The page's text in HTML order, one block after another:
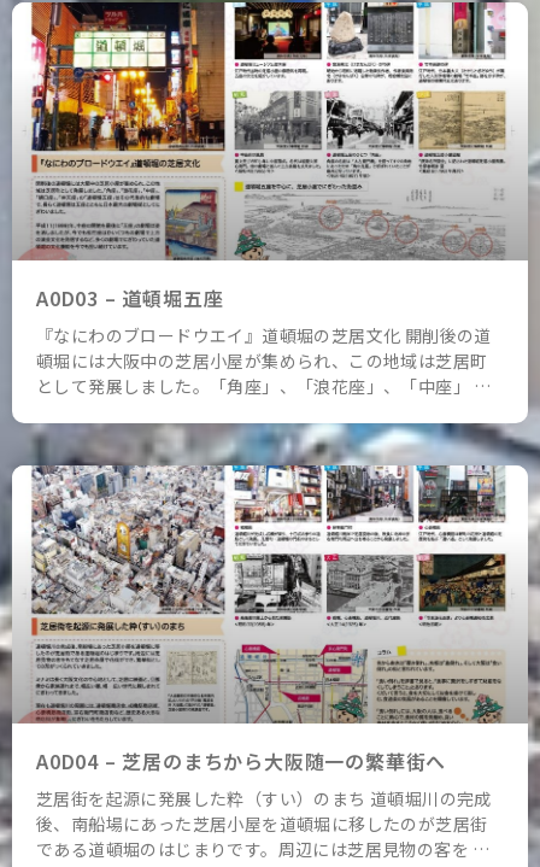
A0D03 – 道頓堀五座
『なにわのブロードウエイ』道頓堀の芝居文化 開削後の道
頓堀には大阪中の芝居小屋が集められ、この地域は芝居町
として発展しました。「角座」、「浪花座」、「中座」 …
A0D04 – 芝居のまちから大阪随一の繁華街へ
芝居街を起源に発展した粋（すい）のまち 道頓堀川の完成
後、南船場にあった芝居小屋を道頓堀に移したのが芝居街
である道頓堀のはじまりです。周辺には芝居見物の客を …